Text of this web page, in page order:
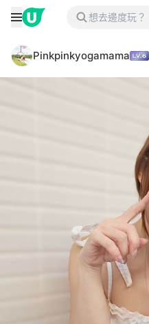
Pinkpinkyogamama